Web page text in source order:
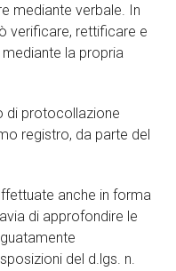
mediante verbale. In
verificare, rettificare e
la propria
di protocollazione
registro, da parte del
anche in forma
di approfondire le
del d.lgs. n.